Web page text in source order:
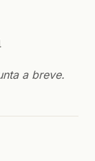
a breve.